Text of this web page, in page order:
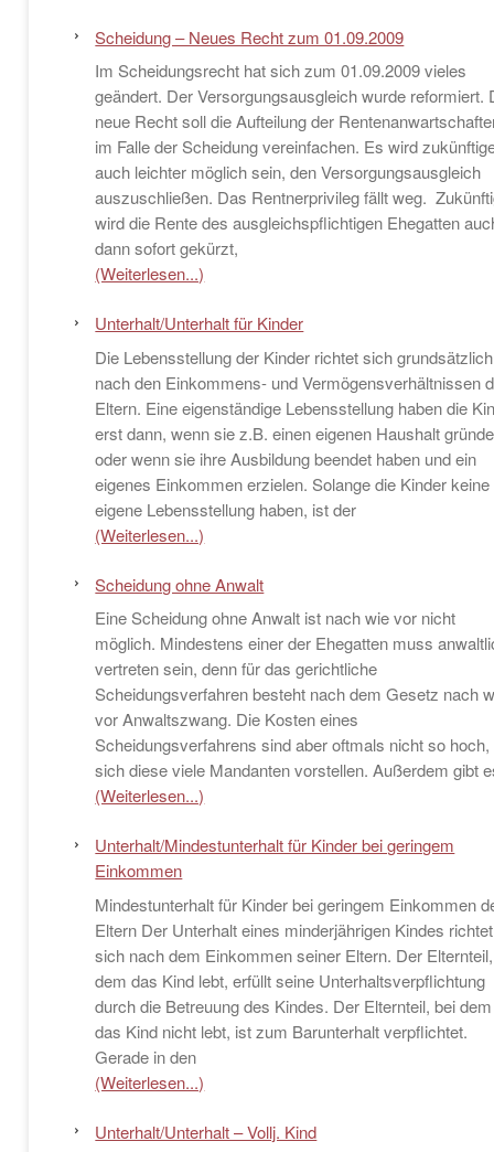
Scheidung – Neues Recht zum 01.09.2009
Im Scheidungsrecht hat sich zum 01.09.2009 vieles
geändert. Der Versorgungsausgleich wurde reformiert.
neue Recht soll die Aufteilung der
im Falle der Scheidung vereinfachen. Es wird
auch leichter möglich sein, den Versorgungsausgleich
auszuschließen. Das Rentnerprivileg fällt weg.
wird die Rente des ausgleichspflichtigen Ehegatten
dann sofort gekürzt,
(Weiterlesen...)
Unterhalt/Unterhalt für Kinder
Die Lebensstellung der Kinder richtet sich grundsätzlich
nach den Einkommens- und Vermögensverhältnissen
Eltern. Eine eigenständige Lebensstellung haben die
erst dann, wenn sie z.B. einen eigenen Haushalt
oder wenn sie ihre Ausbildung beendet haben und ein
eigenes Einkommen erzielen. Solange die Kinder keine
eigene Lebensstellung haben, ist der
(Weiterlesen...)
Scheidung ohne Anwalt
Eine Scheidung ohne Anwalt ist nach wie vor nicht
möglich. Mindestens einer der Ehegatten muss
vertreten sein, denn für das gerichtliche
Scheidungsverfahren besteht nach dem Gesetz nach
vor Anwaltszwang. Die Kosten eines
Scheidungsverfahrens sind aber oftmals nicht so
sich diese viele Mandanten vorstellen. Außerdem gibt
(Weiterlesen...)
Unterhalt/Mindestunterhalt für Kinder bei geringem
Einkommen
Mindestunterhalt für Kinder bei geringem Einkommen
Eltern Der Unterhalt eines minderjährigen Kindes richtet
sich nach dem Einkommen seiner Eltern. Der
dem das Kind lebt, erfüllt seine Unterhaltsverpflichtung
durch die Betreuung des Kindes. Der Elternteil, bei dem
das Kind nicht lebt, ist zum Barunterhalt verpflichtet.
Gerade in den
(Weiterlesen...)
Unterhalt/Unterhalt – Vollj. Kind